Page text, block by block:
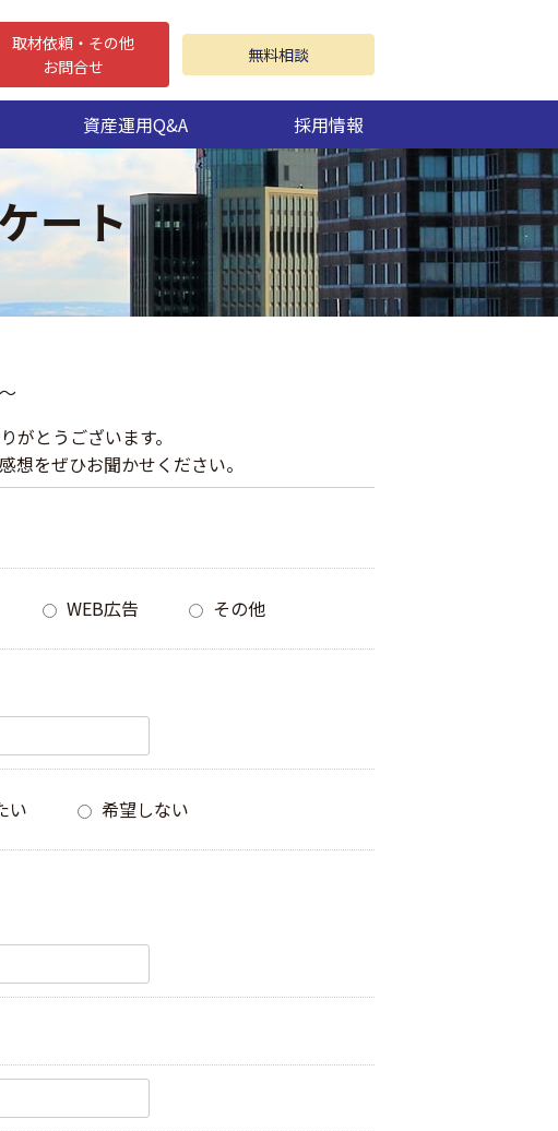
取材依頼・その他
お問合せ
無料相談
資産運用Q&A 採用情報
ート
とうございます。
をぜひお聞かせください。
WEB広告 その他
い 希望しない